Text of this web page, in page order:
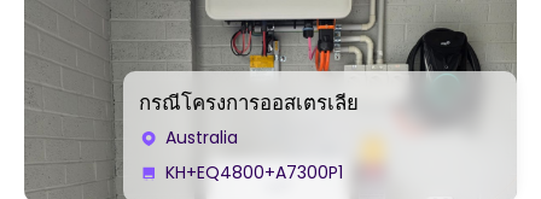
กรณีโครงการออสเตรเลีย
Australia
KH+EQ4800+A7300P1